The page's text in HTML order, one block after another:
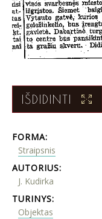
IŠDIDINTI
FORMA:
Straipsnis
AUTORIUS:
J. Kudirka
TURINYS:
Objektas